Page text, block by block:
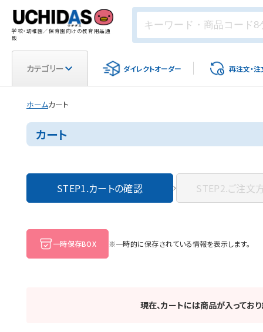
学校・幼稚園／保育園向けの教育用品通
販
カテゴリー ダイレクトオーダー 再注文・注
ホームカート
カート
STEP1.カートの確認 STEP2.ご注文
一時保存BOX ※一時的に保存されている情報を表示します。
現在、カートには商品が入ってお